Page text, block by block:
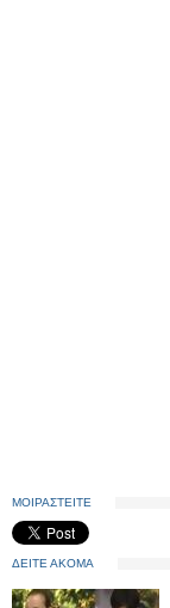
ΜΟΙΡΑΣΤΕΙΤΕ
ΔΕΙΤΕ ΑΚΟΜΑ